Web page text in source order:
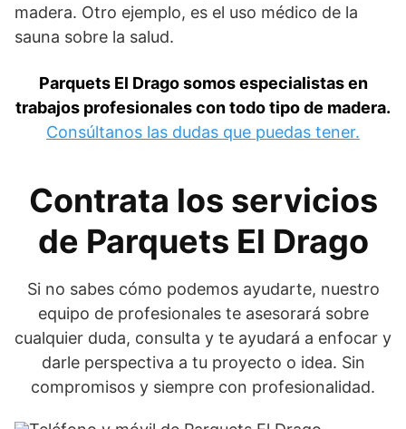
madera. Otro ejemplo, es el uso médico de la
sauna sobre la salud.
Parquets El Drago somos especialistas en
trabajos profesionales con todo tipo de madera.
Consúltanos las dudas que puedas tener.
Contrata los servicios
de Parquets El Drago
Si no sabes cómo podemos ayudarte, nuestro
equipo de profesionales te asesorará sobre
cualquier duda, consulta y te ayudará a enfocar y
darle perspectiva a tu proyecto o idea. Sin
compromisos y siempre con profesionalidad.